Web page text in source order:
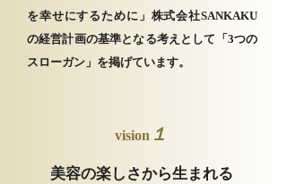
vision １
美容の楽しさから生まれる
を幸せにするために」株式会社SANKAKU
の経営計画の基準となる考えとして「3つの
スローガン」を掲げています。